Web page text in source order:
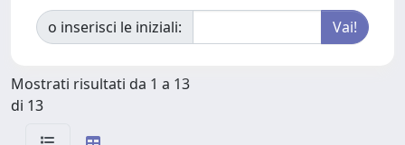
o inserisci le iniziali:
Mostrati risultati da 1 a 13
di 13